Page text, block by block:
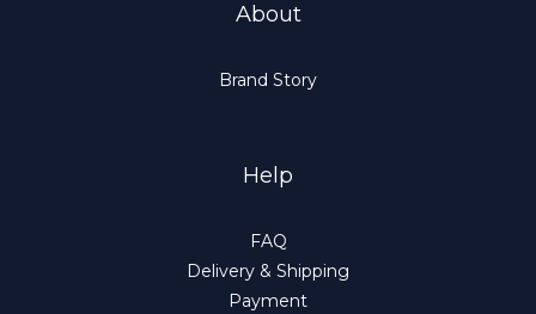
About
Brand Story
Help
FAQ
Delivery & Shipping
Payment